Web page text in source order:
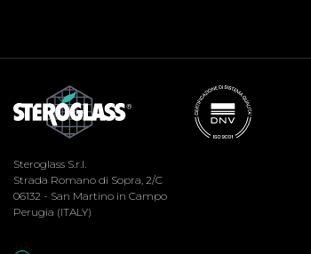
Steroglass S.r.l.
Strada Romano di Sopra, 2/C
06132 - San Martino in Campo
Perugia (ITALY)